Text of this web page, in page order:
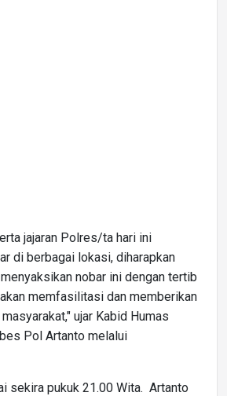
jajaran Polres/ta hari ini
di berbagai lokasi, diharapkan
nobar ini dengan tertib
memfasilitasi dan memberikan
ujar Kabid Humas
Pol Artanto melalui
sekira pukuk 21.00 Wita. Artanto